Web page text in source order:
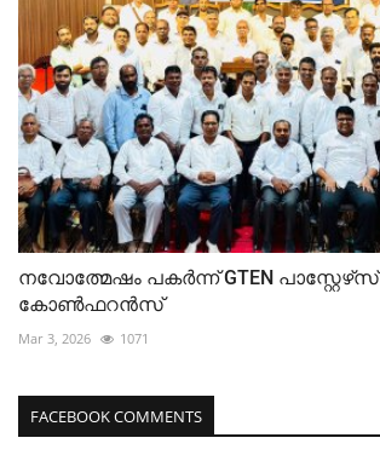
നവോത്മേഷം പകർന്ന് GTEN പാസ്റ്റേഴ്‌സ്
കോൺഫറൻസ്
Mar 3, 2026 1071
FACEBOOK COMMENTS